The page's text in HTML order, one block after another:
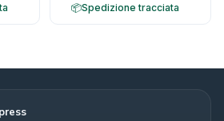
Spedizione tracciata